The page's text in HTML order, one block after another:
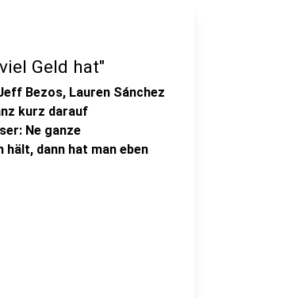
Geld hat"
Bezos, Lauren Sánchez
kurz darauf
Ne ganze
hält, dann hat man eben